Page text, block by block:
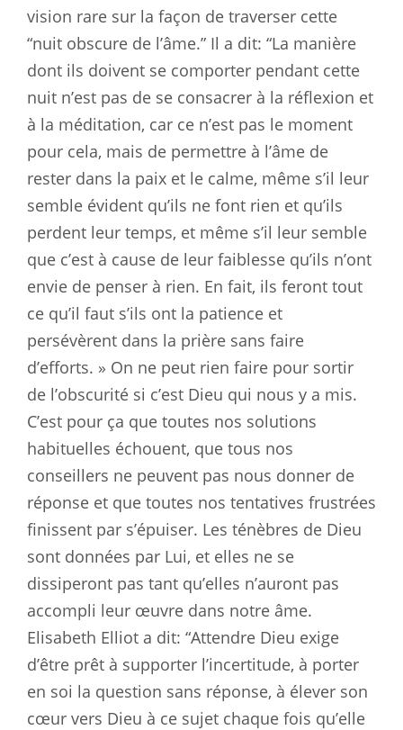
vision rare sur la façon de traverser cette
“nuit obscure de l’âme.” Il a dit: “La manière
dont ils doivent se comporter pendant cette
nuit n’est pas de se consacrer à la réflexion et
à la méditation, car ce n’est pas le moment
pour cela, mais de permettre à l’âme de
rester dans la paix et le calme, même s’il leur
semble évident qu’ils ne font rien et qu’ils
perdent leur temps, et même s’il leur semble
que c’est à cause de leur faiblesse qu’ils n’ont
envie de penser à rien. En fait, ils feront tout
ce qu’il faut s’ils ont la patience et
persévèrent dans la prière sans faire
d’efforts. » On ne peut rien faire pour sortir
de l’obscurité si c’est Dieu qui nous y a mis.
C’est pour ça que toutes nos solutions
habituelles échouent, que tous nos
conseillers ne peuvent pas nous donner de
réponse et que toutes nos tentatives frustrées
finissent par s’épuiser. Les ténèbres de Dieu
sont données par Lui, et elles ne se
dissiperont pas tant qu’elles n’auront pas
accompli leur œuvre dans notre âme.
Elisabeth Elliot a dit: “Attendre Dieu exige
d’être prêt à supporter l’incertitude, à porter
en soi la question sans réponse, à élever son
cœur vers Dieu à ce sujet chaque fois qu’elle